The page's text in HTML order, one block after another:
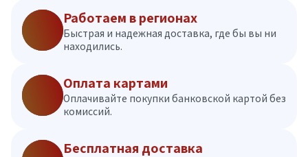
Работаем в регионах
Быстрая и надежная доставка, где бы вы ни
находились.
Оплата картами
Оплачивайте покупки банковской картой без
комиссий.
Бесплатная доставка